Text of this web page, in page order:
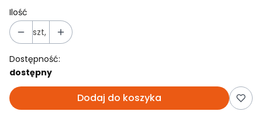
Ilość
szt,
Dostępność:
dostępny
Dodaj do koszyka